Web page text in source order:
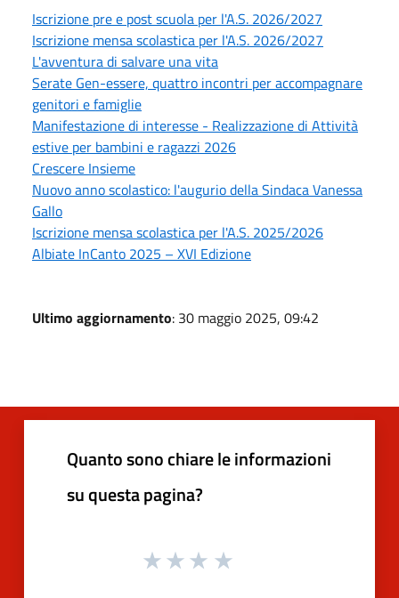
Iscrizione pre e post scuola per l'A.S. 2026/2027
Iscrizione mensa scolastica per l'A.S. 2026/2027
L'avventura di salvare una vita
Serate Gen-essere, quattro incontri per accompagnare
genitori e famiglie
Manifestazione di interesse - Realizzazione di Attività
estive per bambini e ragazzi 2026
Crescere Insieme
Nuovo anno scolastico: l'augurio della Sindaca Vanessa
Gallo
Iscrizione mensa scolastica per l'A.S. 2025/2026
Albiate InCanto 2025 – XVI Edizione
Ultimo aggiornamento: 30 maggio 2025, 09:42
Quanto sono chiare le informazioni
su questa pagina?